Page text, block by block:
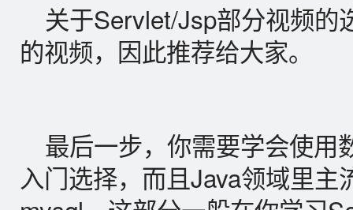
关于Servlet/Jsp部分视频的
的视频，因此推荐给大家。
最后一步，你需要学会使用
入门选择，而且Java领域里主